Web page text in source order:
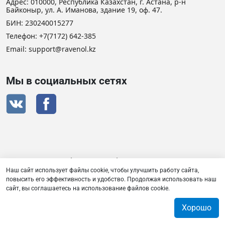
Байконыр, ул. А. Иманова, здание 19, оф. 47.
БИН: 230240015277
Телефон: +7(7172) 642-385
Email: support@ravenol.kz
Мы в социальных сетях
Сертификат дистрибьютора RAVENOL
Товарищество с ограниченной ответственностью «Плаза
Наш сайт использует файлы cookie, чтобы улучшить работу сайта,
повысить его эффективность и удобство. Продолжая использовать наш
сайт, вы соглашаетесь на использование файлов cookie.
Хорошо